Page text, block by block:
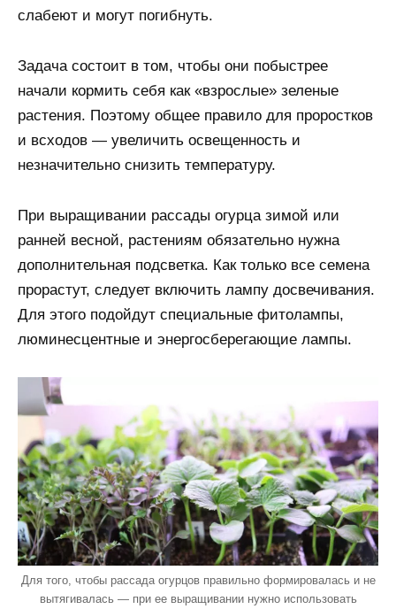
слабеют и могут погибнуть.
Задача состоит в том, чтобы они побыстрее
начали кормить себя как «взрослые» зеленые
растения. Поэтому общее правило для проростков
и всходов — увеличить освещенность и
незначительно снизить температуру.
При выращивании рассады огурца зимой или
ранней весной, растениям обязательно нужна
дополнительная подсветка. Как только все семена
прорастут, следует включить лампу досвечивания.
Для этого подойдут специальные фитолампы,
люминесцентные и энергосберегающие лампы.
Для того, чтобы рассада огурцов правильно формировалась и не
вытягивалась — при ее выращивании нужно использовать